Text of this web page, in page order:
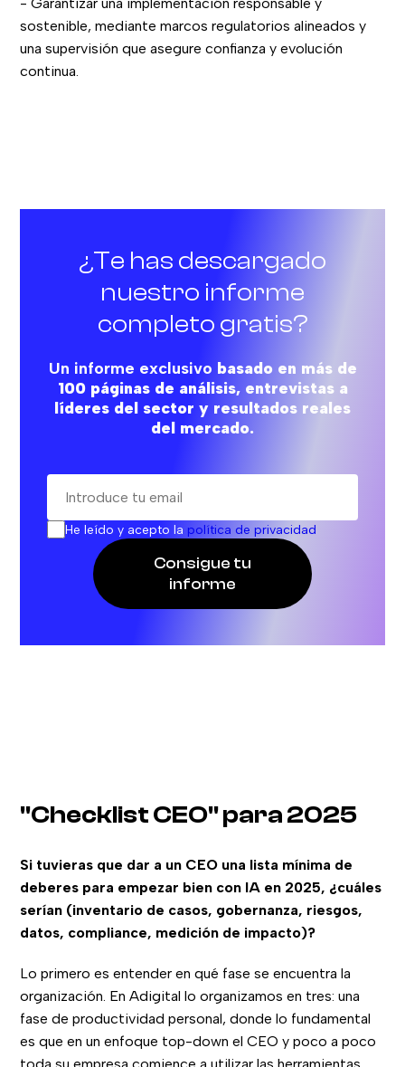
sostenible, mediante marcos regulatorios alineados y
una supervisión que asegure confianza y evolución
continua.
¿Te has descargado
nuestro informe
completo gratis?
Un informe exclusivo basado en más de
100 páginas de análisis, entrevistas a
líderes del sector y resultados reales
del mercado.
He leído y acepto la política de privacidad
Consigue tu
informe
"Checklist CEO" para 2025
Si tuvieras que dar a un CEO una lista mínima de
deberes para empezar bien con IA en 2025, ¿cuáles
serían (inventario de casos, gobernanza, riesgos,
datos, compliance, medición de impacto)?
Lo primero es entender en qué fase se encuentra la
organización. En Adigital lo organizamos en tres: una
fase de productividad personal, donde lo fundamental
es que en un enfoque top-down el CEO y poco a poco